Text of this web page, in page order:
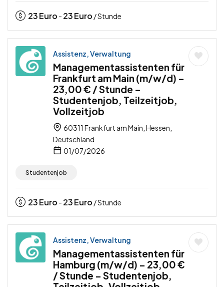
23Euro - 23Euro / Stunde
Assistenz, Verwaltung
Managementassistenten für
Frankfurt am Main (m/w/d) –
23,00 € / Stunde –
Studentenjob, Teilzeitjob,
Vollzeitjob
60311 Frankfurt am Main, Hessen,
Deutschland
01/07/2026
Studentenjob
23Euro - 23Euro / Stunde
Assistenz, Verwaltung
Managementassistenten für
Hamburg (m/w/d) – 23,00 €
/ Stunde – Studentenjob,